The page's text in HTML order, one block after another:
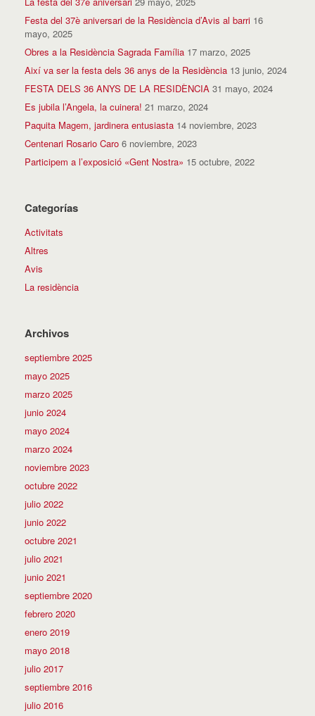
Festa del 37è aniversari de la Residència d’Avis al barri 16
mayo, 2025
Obres a la Residència Sagrada Família 17 marzo, 2025
Així va ser la festa dels 36 anys de la Residència 13 junio, 2024
FESTA DELS 36 ANYS DE LA RESIDÈNCIA 31 mayo, 2024
Es jubila l’Angela, la cuinera! 21 marzo, 2024
Paquita Magem, jardinera entusiasta 14 noviembre, 2023
Centenari Rosario Caro 6 noviembre, 2023
Participem a l’exposició «Gent Nostra» 15 octubre, 2022
Categorías
Activitats
Altres
Avis
La residència
Archivos
septiembre 2025
mayo 2025
marzo 2025
junio 2024
mayo 2024
marzo 2024
noviembre 2023
octubre 2022
julio 2022
junio 2022
octubre 2021
julio 2021
junio 2021
septiembre 2020
febrero 2020
enero 2019
mayo 2018
julio 2017
septiembre 2016
julio 2016